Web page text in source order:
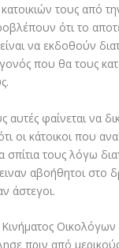
τους από
ότι το
να εκδοθούν
που θα τους
αυτές φαίνεται να
οι κάτοικοι που
σπίτια τους λόγω
αβοήθητοι στο
άστεγοι.
Οικολόγων
πριν από